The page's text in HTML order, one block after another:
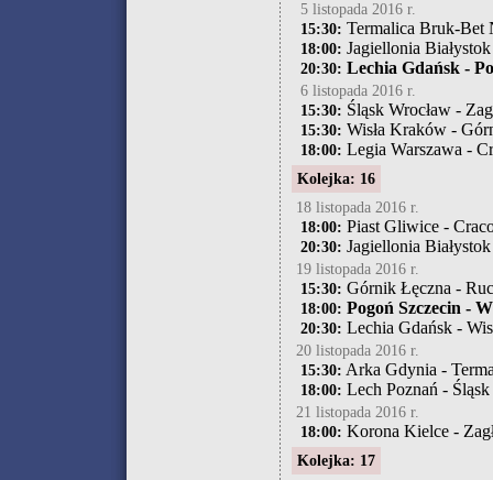
5 listopada 2016 r.
15:30: Termalica Bruk-Bet
18:00: Jagiellonia
20:30: Lechia Gdańsk -
6 listopada 2016 r.
15:30: Śląsk Wrocław -
15:30: Wisła Kraków -
18:00: Legia Warszawa -
Kolejka: 16
18 listopada 2016 r.
18:00: Piast Gliwice -
20:30: Jagiellonia
19 listopada 2016 r.
15:30: Górnik Łęczna -
18:00: Pogoń Szczecin -
20:30: Lechia Gdańsk -
20 listopada 2016 r.
15:30: Arka Gdynia -
18:00: Lech Poznań - Śląsk
21 listopada 2016 r.
18:00: Korona Kielce -
Kolejka: 17